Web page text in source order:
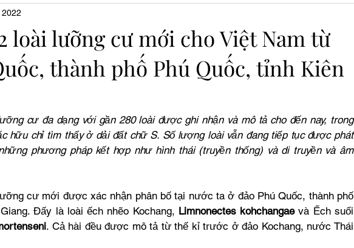
loài lưỡng cư mới cho Việt Nam từ
thành phố Phú Quốc, tỉnh Kiên
cư đa dạng với gần 280 loài được ghi nhận và mô tả cho đến nay, trong
hữu chỉ tìm thấy ở dải đất chữ S. Số lượng loài vẫn đang tiếp tục được phát
phương pháp kết hợp như hình thái (truyền thống) và di truyền và âm
cư mới được xác nhận phân bố tại nước ta ở đảo Phú Quốc, thành phố
Đấy là loài ếch nhẽo Kochang, Limnonectes kohchangae và Ếch suối
. Cả hài đều được mô tả từ thế kỉ trước ở đảo Kochang, nước Thái